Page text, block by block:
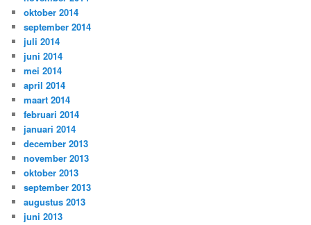
oktober 2014
september 2014
juli 2014
juni 2014
mei 2014
april 2014
maart 2014
februari 2014
januari 2014
december 2013
november 2013
oktober 2013
september 2013
augustus 2013
juni 2013